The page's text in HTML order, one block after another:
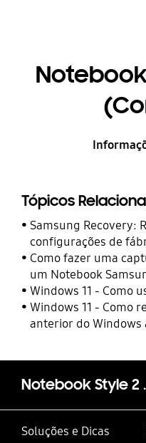
Tópicos
Samsung Recovery:
configurações de
Como fazer uma
um Notebook
Windows 11 - Como
Windows 11 - Como
anterior do Windows
Soluções e Dicas